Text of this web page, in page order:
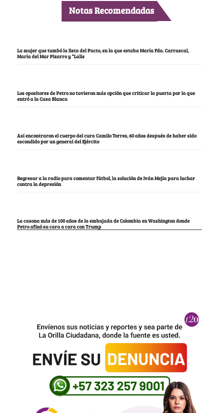
Notas Recomendadas
La mujer que tumbó la lista del Pacto, en la que estaba María Fda. Carrascal,
María del Mar Pizarro y “Lalis
Los opositores de Petro no tuvieron más opción que criticar la puerta por la que
entró a la Casa Blanca
Así encontraron el cuerpo del cura Camilo Torres, 60 años después de haber sido
escondido por un general del Ejército
Regresar a la radio para comentar fútbol, la solución de Iván Mejía para luchar
contra la depresión
La casona más de 100 años de la embajada de Colombia en Washington donde
Petro afinó su cara a cara con Trump